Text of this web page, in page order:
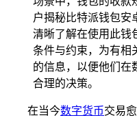
户揭秘比特派钱包安
清晰了解在使用此钱
条件与约束，为有相
的信息，以便他们在
合理的决策。
在当今数字货币交易